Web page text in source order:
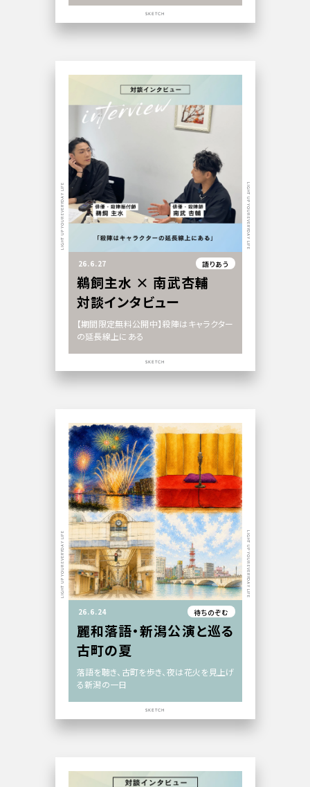
SKETCH
26.6.27 語りあう
鵜飼主水 × 南武杏輔
対談インタビュー
【期間限定無料公開中】殺陣はキャラクター
の延長線上にある
LIGHT UP YOUR EVERYDAY LIFE LIGHT UP YOUR EVERYDAY LIFE
SKETCH
26.6.24 待ちのぞむ
麗和落語・新潟公演と巡る
古町の夏
落語を聴き、古町を歩き、夜は花火を見上げ
る新潟の一日
LIGHT UP YOUR EVERYDAY LIFE LIGHT UP YOUR EVERYDAY LIFE
SKETCH